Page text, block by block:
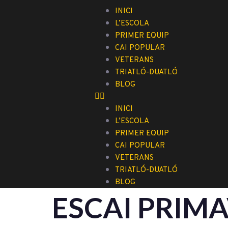
INICI
L’ESCOLA
PRIMER EQUIP
CAI POPULAR
VETERANS
TRIATLÓ-DUATLÓ
BLOG
INICI
L’ESCOLA
PRIMER EQUIP
CAI POPULAR
VETERANS
TRIATLÓ-DUATLÓ
BLOG
ESCAI